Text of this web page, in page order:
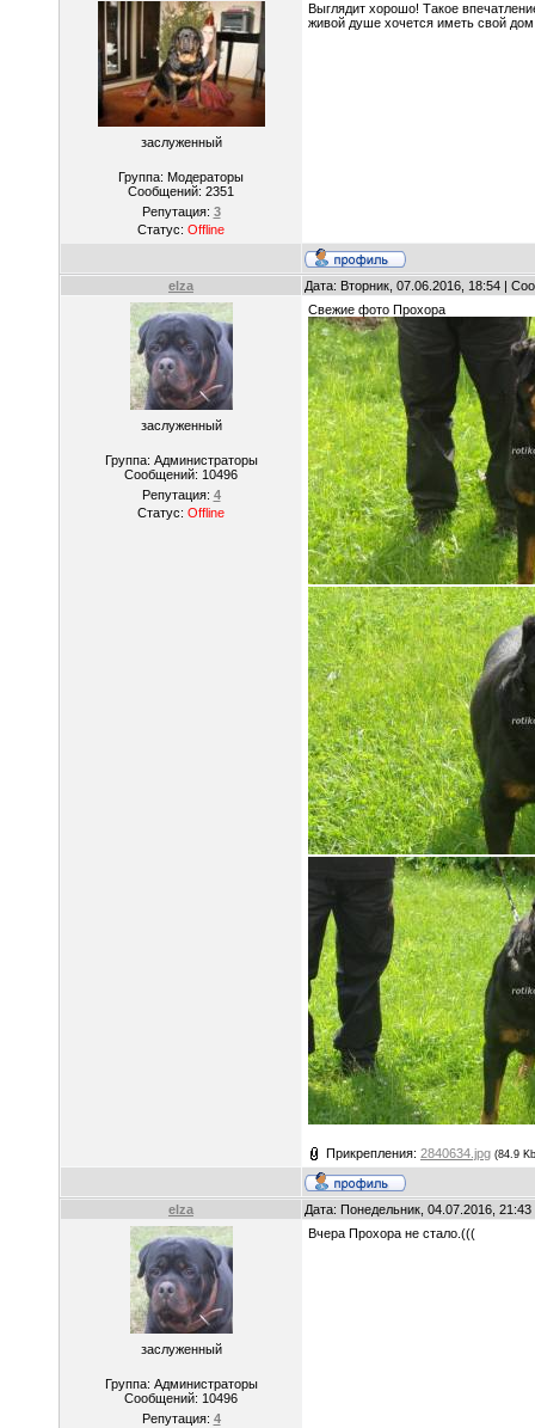
заслуженный
Группа: Модераторы
Сообщений: 2351
Репутация: 3
Статус: Offline
Выглядит хорошо! Такое
живой душе хочется иметь свой
elza Дата: Вторник, 07.06.2016, 18:54 |
заслуженный
Группа: Администраторы
Сообщений: 10496
Репутация: 4
Статус: Offline
Свежие фото Прохора
Прикрепления: 2840634.jpg (84.9
elza Дата: Понедельник, 04.07.2016,
заслуженный
Группа: Администраторы
Сообщений: 10496
Репутация: 4
Вчера Прохора не стало.(((